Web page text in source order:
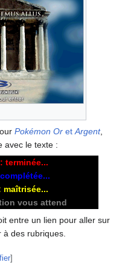
Pokémon Or et Argent,
avec le texte :
: terminée...
maîtrisée...
vous attend
entre un lien pour aller sur
à des rubriques.
]